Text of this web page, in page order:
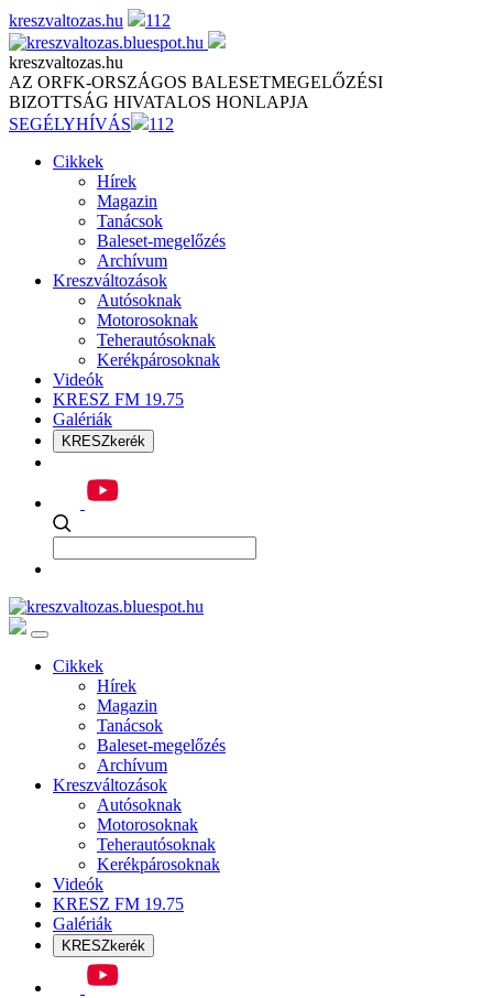
Skip
to
content
kreszvaltozas.hu 112
kreszvaltozas.hu
AZ ORFK-ORSZÁGOS BALESETMEGELŐZÉSI
BIZOTTSÁG HIVATALOS HONLAPJA
SEGÉLYHÍVÁS
112
Cikkek
Hírek
Magazin
Tanácsok
Baleset-megelőzés
Archívum
Kreszváltozások
Autósoknak
Motorosoknak
Teherautósoknak
Kerékpárosoknak
Videók
KRESZ FM 19.75
Galériák
KRESZkerék
Cikkek
Hírek
Magazin
Tanácsok
Baleset-megelőzés
Archívum
Kreszváltozások
Autósoknak
Motorosoknak
Teherautósoknak
Kerékpárosoknak
Videók
KRESZ FM 19.75
Galériák
KRESZkerék